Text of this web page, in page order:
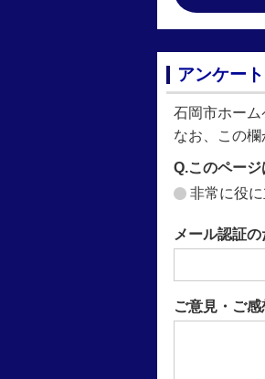
アンケート
石岡市ホー
なお、この
Q.このペー
非常に役
メール認証
ご意見・ご